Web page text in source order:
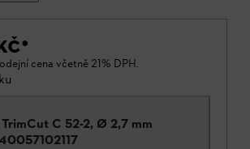
*
cena včetně 21% DPH.
C 52-2, Ø 2,7 mm
40057102117